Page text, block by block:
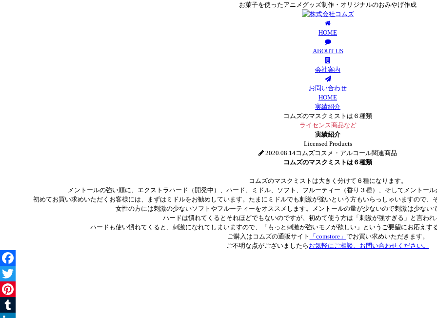
お菓子を使ったアニメグッズ制作・オリジナルのおみやげ作成
HOME
ABOUT US
会社案内
お問い合わせ
HOME
実績紹介
コムズのマスクミストは６種類
ライセンス商品など
実績紹介
Licensed Products
2020.08.14コムズコスメ・アルコール関連商品
コムズのマスクミストは６種類
コムズのマスクミストは大きく分けて６種になります。
メントールの強い順に、エクストラハード（開発中）、ハード、ミドル、ソフト、フルーティー（香り３種）、そしてメントー
初めてお買い求めいただくお客様には、まずはミドルをお勧めしています。たまにミドルでも刺激が強いという方もいらっしゃいますので、
女性の方には刺激の少ないソフトやフルーティーをオススメします。メントールの量が少ないので刺激は少ない
ハードは慣れてくるとそれほどでもないのですが、初めて使う方は「刺激が強すぎる」と言われ
ハードも使い慣れてくると、刺激になれてしまいますので、「もっと刺激が強いモノが欲しい」というご要望にお応えす
ご購入はコムズの通販サイト
「comstore」 でお買い求めいただきます。
ご不明な点がございましたら お気軽にご相談、お問い合わせください。